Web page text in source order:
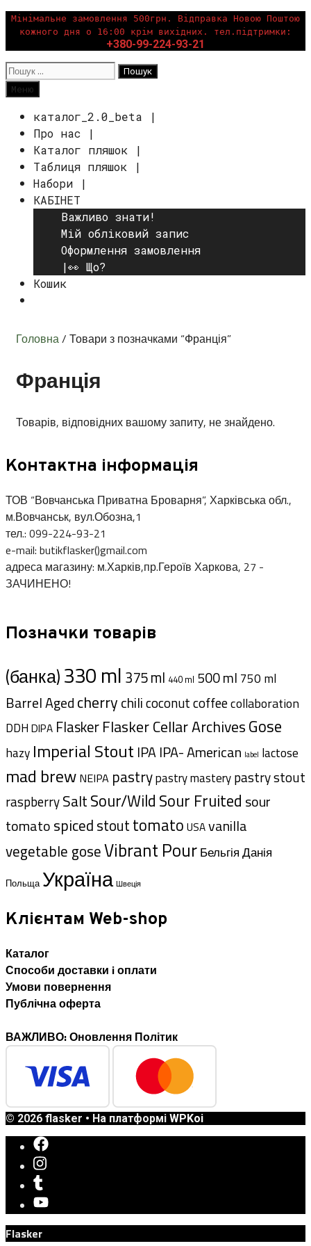
Перейти
вмісту
Мінімальне замовлення 500грн. Відправка Новою Поштою
кожного дня о 16:00 крім вихідних. тел.підтримки:
+380-99-224-93-21
Пошук:
Пошук
Меню
каталог_2.0_beta |
Про нас |
Каталог пляшок |
Таблиця пляшок |
Набори |
КАБІНЕТ
Важливо знати!
Мій обліковий запис
Оформлення замовлення
|👀 Що?
Кошик
Головна/ Товари з позначками “Франція”
Франція
Товарів, відповідних вашому запиту, не знайдено.
Контактна інформація
ТОВ “Вовчанська Приватна Броварня”, Харківська обл.,
м.Вовчанськ, вул.Обозна,1
тел.: 099-224-93-21
e-mail: butikflasker()gmail.com
адреса магазину: м.Харків,пр.Героїв Харкова, 27 -
ЗАЧИНЕНО!
Позначки товарів
(банка)330 ml 375 ml 440 ml 500 ml 750 ml
Barrel Agedcherrychilicoconutcoffeecollaboration
DDH DIPA FlaskerFlasker Cellar ArchivesGose
hazy Imperial Stout IPA IPA- American label lactose
mad brew NEIPA pastrypastry masterypastry stout
raspberrySaltSour/Wild Sour Fruited sour
tomatospicedstouttomato USAvanilla
vegetable goseVibrant PourБельгіяДанія
Польща Україна Швеція
Клієнтам Web-shop
Каталог
Способи доставки i оплати
Умови повернення
Публічна оферта
ВАЖЛИВО: Оновлення Політик
© 2026 flasker • На платформі WPKoi
Flasker